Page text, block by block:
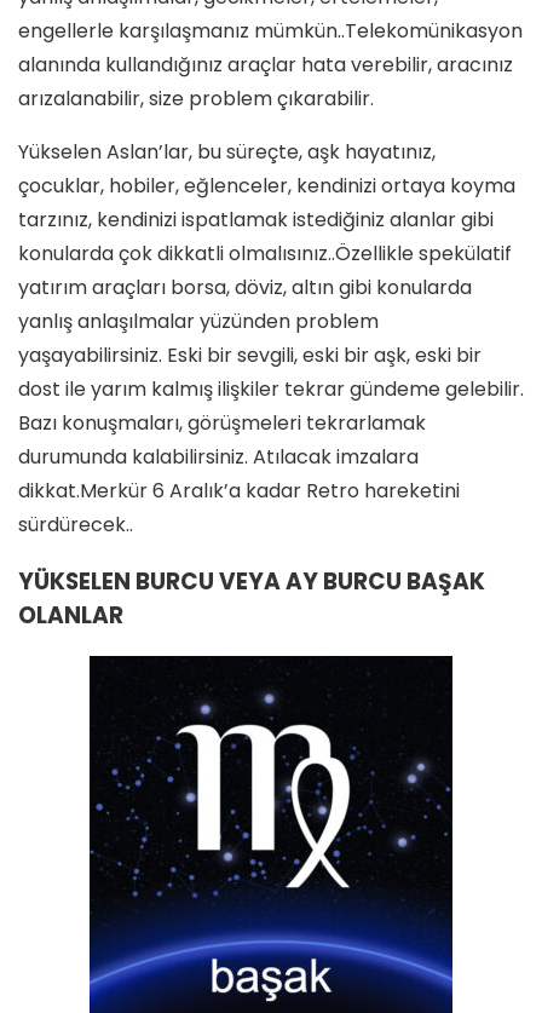
engellerle karşılaşmanız mümkün..Telekomünikasyon
alanında kullandığınız araçlar hata verebilir, aracınız
arızalanabilir, size problem çıkarabilir.
Yükselen Aslan’lar, bu süreçte, aşk hayatınız,
çocuklar, hobiler, eğlenceler, kendinizi ortaya koyma
tarzınız, kendinizi ispatlamak istediğiniz alanlar gibi
konularda çok dikkatli olmalısınız..Özellikle spekülatif
yatırım araçları borsa, döviz, altın gibi konularda
yanlış anlaşılmalar yüzünden problem
yaşayabilirsiniz. Eski bir sevgili, eski bir aşk, eski bir
dost ile yarım kalmış ilişkiler tekrar gündeme gelebilir.
Bazı konuşmaları, görüşmeleri tekrarlamak
durumunda kalabilirsiniz. Atılacak imzalara
dikkat.Merkür 6 Aralık’a kadar Retro hareketini
sürdürecek..
YÜKSELEN BURCU VEYA AY BURCU BAŞAK
OLANLAR